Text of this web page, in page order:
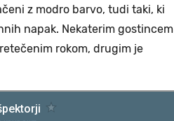
z modro barvo, tudi taki, ki
napak. Nekaterim gostincem
rokom, drugim je